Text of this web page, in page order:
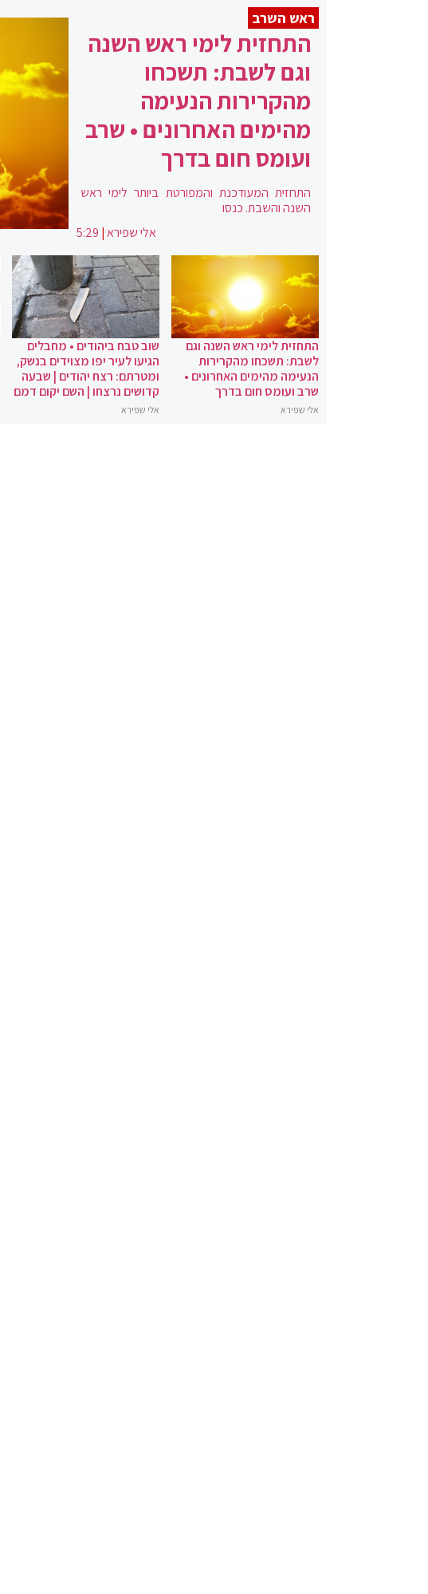
ראש השרב
התחזית לימי ראש השנה
וגם לשבת: תשכחו
מהקרירות הנעימה
מהימים האחרונים • שרב
ועומס חום בדרך
התחזית המעודכנת והמפורטת ביותר לימי ראש
השנה והשבת. כנסו
אלי שפירא|
5:29
התחזית לימי ראש השנה וגם
לשבת: תשכחו מהקרירות
הנעימה מהימים האחרונים •
שרב ועומס חום בדרך
אלי שפירא
שוב טבח ביהודים • מחבלים
הגיעו לעיר יפו מצוידים בנשק,
ומטרתם: רצח יהודים | שבעה
קדושים נרצחו | השם יקום דמם
אלי שפירא